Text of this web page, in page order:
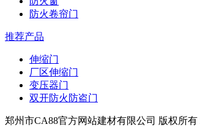
防火卷帘门
推荐产品
伸缩门
厂区伸缩门
变压器门
双开防火防盗门
郑州市CA88官方网站建材有限公司 版权所